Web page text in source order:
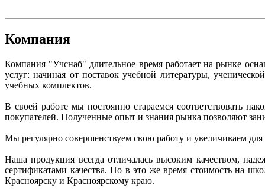
Компания
Компания "Учснаб" длительное время работает на рынке
услуг: начиная от поставок учебной литературы,
учебных комплектов.
В своей работе мы постоянно стараемся соответствовать
покупателей. Полученные опыт и знания рынка позволяют
Мы регулярно совершенствуем свою работу и увеличиваем
Наша продукция всегда отличалась высоким качеством,
сертификатами качества. Но в это же время стоимость на
Красноярску и Красноярскому краю.